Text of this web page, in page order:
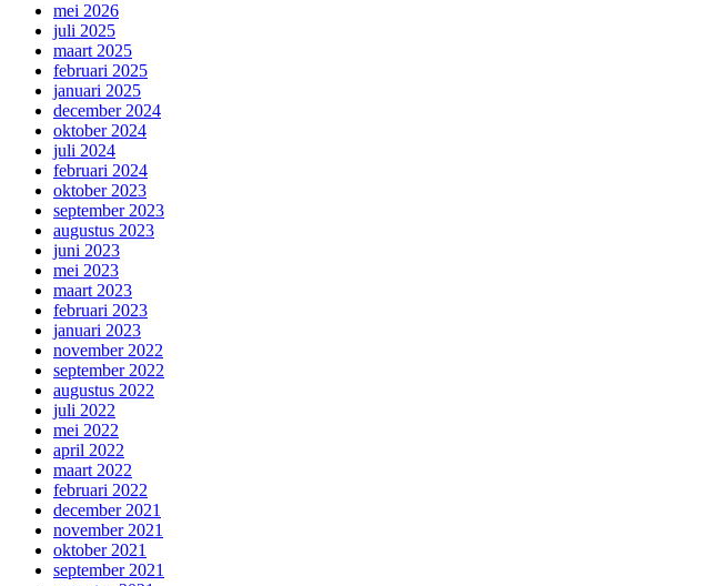
mei 2026
juli 2025
maart 2025
februari 2025
januari 2025
december 2024
oktober 2024
juli 2024
februari 2024
oktober 2023
september 2023
augustus 2023
juni 2023
mei 2023
maart 2023
februari 2023
januari 2023
november 2022
september 2022
augustus 2022
juli 2022
mei 2022
april 2022
maart 2022
februari 2022
december 2021
november 2021
oktober 2021
september 2021